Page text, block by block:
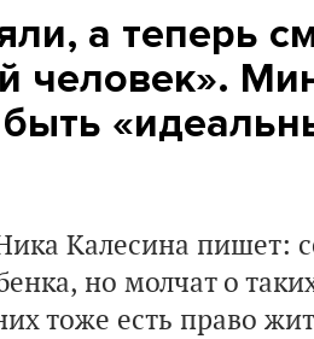
а теперь
человек».
Калесина пишет:
но молчат о
тоже есть право